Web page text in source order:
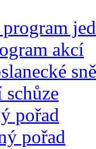
akcí
pořad
pořad